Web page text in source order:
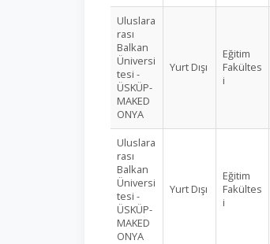
Uluslara
rası
Balkan
Üniversi
tesi -
ÜSKÜP-
MAKED
ONYA
Yurt Dışı
Eğitim
Fakültes
i
Uluslara
rası
Balkan
Üniversi
tesi -
ÜSKÜP-
MAKED
ONYA
Yurt Dışı
Eğitim
Fakültes
i